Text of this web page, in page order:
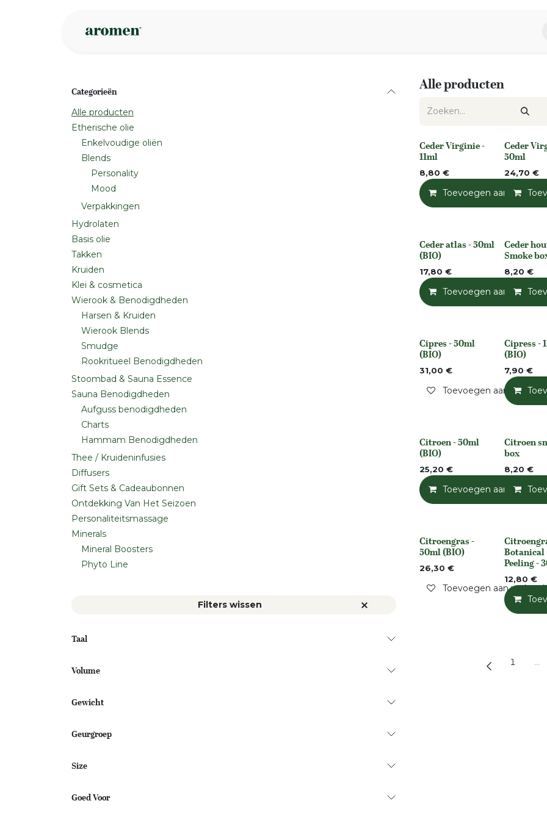
Categorieën
Alle producten
Etherische olie
Enkelvoudige oliën
Blends
Personality
Mood
Verpakkingen
Hydrolaten
Basis olie
Takken
Kruiden
Klei & cosmetica
Wierook & Benodigdheden
Harsen & Kruiden
Wierook Blends
Smudge
Rookritueel Benodigdheden
Stoombad & Sauna Essence
Sauna Benodigdheden
Aufguss benodigdheden
Charts
Hammam Benodigdheden
Thee / Kruideninfusies
Diffusers
Gift Sets & Cadeaubonnen
Ontdekking Van Het Seizoen
Personaliteitsmassage
Minerals
Mineral Boosters
Phyto Line
Filters wissen
Taal
Volume
Gewicht
Geurgroep
Size
Goed Voor
Alle producten
None
Ceder Virginie -
11ml
8,80 €
Toevoegen aan
None
Ceder
50ml
24,70 €
None
Ceder atlas - 50ml
(BIO)
17,80 €
Toevoegen aan
None
Ceder
Smoke
8,20 €
None
Cipres - 50ml
(BIO)
31,00 €
Toevoegen aan
None
Cipress -
(BIO)
7,90 €
None
Citroen - 50ml
(BIO)
25,20 €
Toevoegen aan
None
Citroen
box
8,20 €
Niet op voorraad
Citroengras -
50ml (BIO)
26,30 €
Toevoegen aan
None
Botanical
Peeling -
12,80 €
1 …